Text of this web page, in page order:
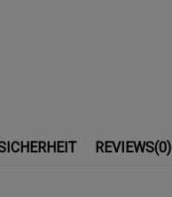
REVIEWS(0)